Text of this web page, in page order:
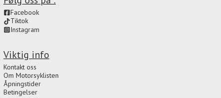
Viktig info
Kontakt oss
Om Motorsyklisten
Åpningstider
Betingelser
Facebook
Tiktok
Instagram